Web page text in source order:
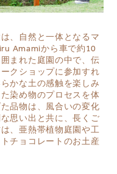
、自然と一体となるマ
Amamiから車で約10
まれた庭園の中で、伝
クショップに参加すれ
かな土の感触を楽しみ
染め物のプロセスを体
品物は、風合いの変化
思い出と共に、長くご
、亜熱帯植物庭園や工
チョコレートのお土産